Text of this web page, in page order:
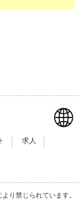
求人
り禁じられています。